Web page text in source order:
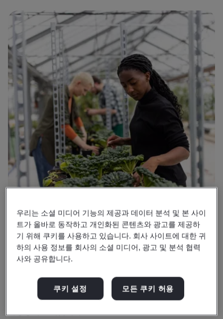
BSI를 선택해야 하는 이유
공급망을 통해 지속 가능한 세상을 향한
전진 가속화
지속 가능한 공급망을 갖추면 평판 리스크 또는 공급망 중단
우리는 소셜 미디어 기능의 제공과 데이터 분석 및 본 사이
트가 올바로 동작하고 개인화된 콘텐츠와 광고를 제공하
기 위해 쿠키를 사용하고 있습니다. 회사 사이트에 대한 귀
하의 사용 정보를 회사의 소셜 미디어, 광고 및 분석 협력
사와 공유합니다.
쿠키 설정 모든 쿠키 허용